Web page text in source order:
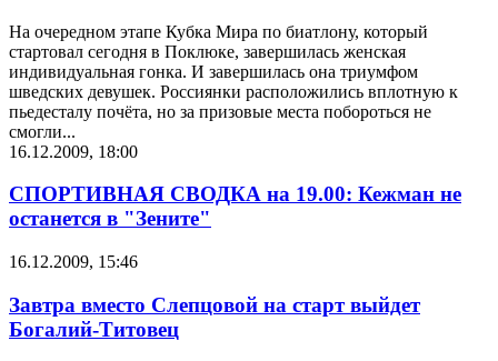
На очередном этапе Кубка Мира по биатлону, который
стартовал сегодня в Поклюке, завершилась женская
индивидуальная гонка. И завершилась она триумфом
шведских девушек. Россиянки расположились вплотную к
пьедесталу почёта, но за призовые места побороться не
смогли...
16.12.2009, 18:00
СПОРТИВНАЯ СВОДКА на 19.00: Кежман не
останется в "Зените"
16.12.2009, 15:46
Завтра вместо Слепцовой на старт выйдет
Богалий-Титовец